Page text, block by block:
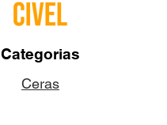
Categorias
Ceras